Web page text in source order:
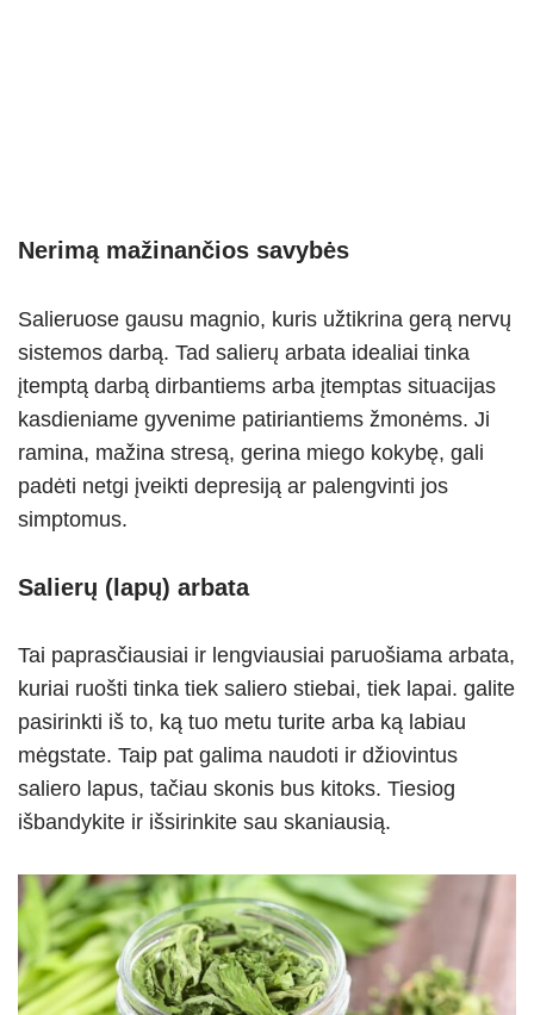
Nerimą mažinančios savybės
Salieruose gausu magnio, kuris užtikrina gerą nervų
sistemos darbą. Tad salierų arbata idealiai tinka
įtemptą darbą dirbantiems arba įtemptas situacijas
kasdieniame gyvenime patiriantiems žmonėms. Ji
ramina, mažina stresą, gerina miego kokybę, gali
padėti netgi įveikti depresiją ar palengvinti jos
simptomus.
Salierų (lapų) arbata
Tai paprasčiausiai ir lengviausiai paruošiama arbata,
kuriai ruošti tinka tiek saliero stiebai, tiek lapai. galite
pasirinkti iš to, ką tuo metu turite arba ką labiau
mėgstate. Taip pat galima naudoti ir džiovintus
saliero lapus, tačiau skonis bus kitoks. Tiesiog
išbandykite ir išsirinkite sau skaniausią.